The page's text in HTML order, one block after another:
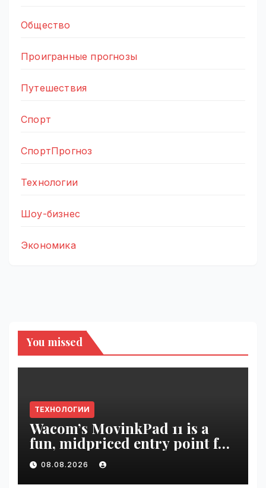
Общество
Проигранные прогнозы
Путешествия
Спорт
СпортПрогноз
Технологии
Шоу-бизнес
Экономика
You missed
ТЕХНОЛОГИИ
Wacom’s MovinkPad 11 is a
fun, midpriced entry point for
digital artists | VseTime.ru
08.08.2026